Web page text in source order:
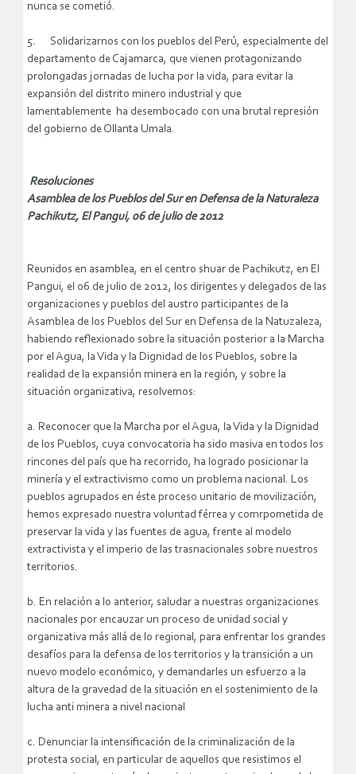
nunca se cometió.
5. Solidarizarnos con los pueblos del Perú, especialmente del
departamento de Cajamarca, que vienen protagonizando
prolongadas jornadas de lucha por la vida, para evitar la
expansión del distrito minero industrial y que
lamentablemente ha desembocado con una brutal represión
del gobierno de Ollanta Umala.
Resoluciones
Asamblea de los Pueblos del Sur en Defensa de la Naturaleza
Pachikutz, El Pangui, 06 de julio de 2012
Reunidos en asamblea, en el centro shuar de Pachikutz, en El
Pangui, el 06 de julio de 2012, los dirigentes y delegados de las
organizaciones y pueblos del austro participantes de la
Asamblea de los Pueblos del Sur en Defensa de la Natuzaleza,
habiendo reflexionado sobre la situación posterior a la Marcha
por el Agua, la Vida y la Dignidad de los Pueblos, sobre la
realidad de la expansión minera en la región, y sobre la
situación organizativa, resolvemos:
a. Reconocer que la Marcha por el Agua, la Vida y la Dignidad
de los Pueblos, cuya convocatoria ha sido masiva en todos los
rincones del país que ha recorrido, ha logrado posicionar la
minería y el extractivismo como un problema nacional. Los
pueblos agrupados en éste proceso unitario de movilización,
hemos expresado nuestra voluntad férrea y comrpometida de
preservar la vida y las fuentes de agua, frente al modelo
extractivista y el imperio de las trasnacionales sobre nuestros
territorios.
b. En relación a lo anterior, saludar a nuestras organizaciones
nacionales por encauzar un proceso de unidad social y
organizativa más allá de lo regional, para enfrentar los grandes
desafíos para la defensa de los territorios y la transición a un
nuevo modelo económico, y demandarles un esfuerzo a la
altura de la gravedad de la situación en el sostenimiento de la
lucha anti minera a nivel nacional
c. Denunciar la intensificación de la criminalización de la
protesta social, en particular de aquellos que resistimos el